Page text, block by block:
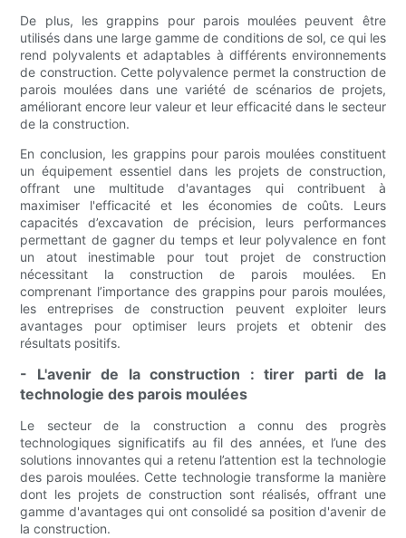
De plus, les grappins pour parois moulées peuvent être
utilisés dans une large gamme de conditions de sol, ce qui les
rend polyvalents et adaptables à différents environnements
de construction. Cette polyvalence permet la construction de
parois moulées dans une variété de scénarios de projets,
améliorant encore leur valeur et leur efficacité dans le secteur
de la construction.
En conclusion, les grappins pour parois moulées constituent
un équipement essentiel dans les projets de construction,
offrant une multitude d'avantages qui contribuent à
maximiser l'efficacité et les économies de coûts. Leurs
capacités d’excavation de précision, leurs performances
permettant de gagner du temps et leur polyvalence en font
un atout inestimable pour tout projet de construction
nécessitant la construction de parois moulées. En
comprenant l’importance des grappins pour parois moulées,
les entreprises de construction peuvent exploiter leurs
avantages pour optimiser leurs projets et obtenir des
résultats positifs.
- L'avenir de la construction : tirer parti de la
technologie des parois moulées
Le secteur de la construction a connu des progrès
technologiques significatifs au fil des années, et l’une des
solutions innovantes qui a retenu l’attention est la technologie
des parois moulées. Cette technologie transforme la manière
dont les projets de construction sont réalisés, offrant une
gamme d'avantages qui ont consolidé sa position d'avenir de
la construction.